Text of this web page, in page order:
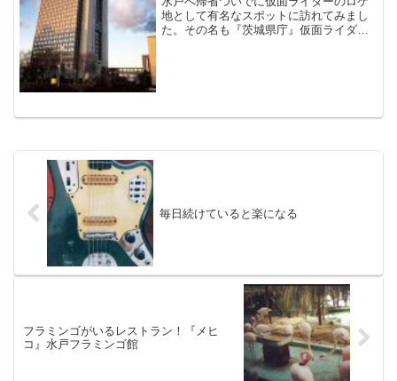
地として有名なスポットに訪れてみまし
た。その名も『茨城県庁』仮面ライダー
毎日続けていると楽になる
フラミンゴがいるレストラン！『メヒ
コ』水戸フラミンゴ館